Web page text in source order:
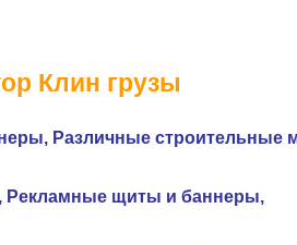
Клин грузы
Различные строительные
Рекламные щиты и баннеры,